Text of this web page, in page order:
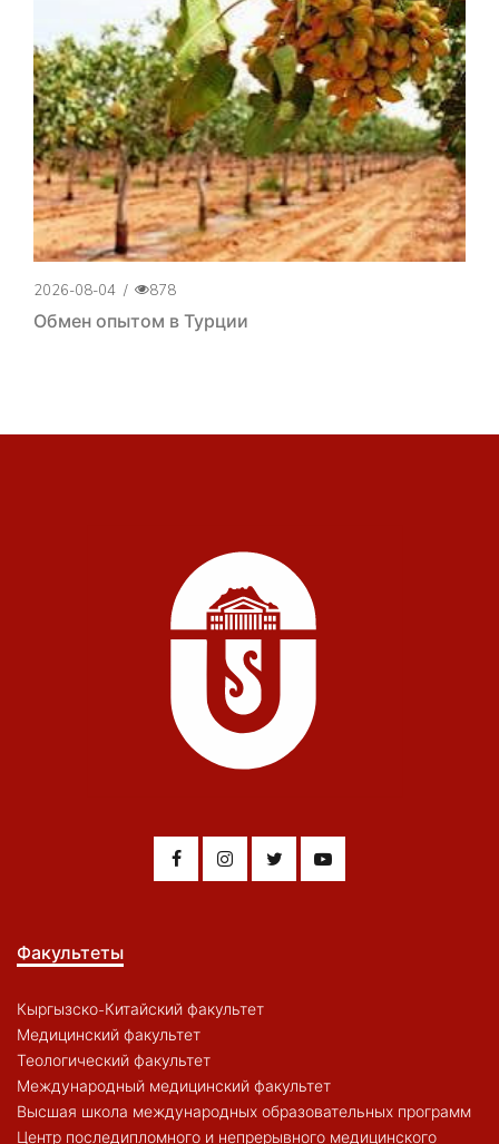
2026-08-04 / 878
Обмен опытом в Турции
Факультеты
Кыргызско-Китайский факультет
Медицинский факультет
Теологический факультет
Международный медицинский факультет
Высшая школа международных образовательных программ
Центр последипломного и непрерывного медицинского